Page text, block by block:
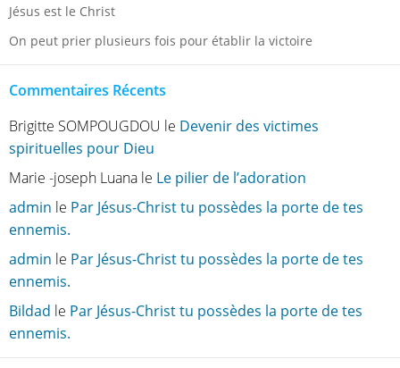
Jésus est le Christ
On peut prier plusieurs fois pour établir la victoire
Commentaires Récents
Brigitte SOMPOUGDOU le Devenir des victimes
spirituelles pour Dieu
Marie -joseph Luana le Le pilier de l’adoration
admin le Par Jésus-Christ tu possèdes la porte de tes
ennemis.
admin le Par Jésus-Christ tu possèdes la porte de tes
ennemis.
Bildad le Par Jésus-Christ tu possèdes la porte de tes
ennemis.